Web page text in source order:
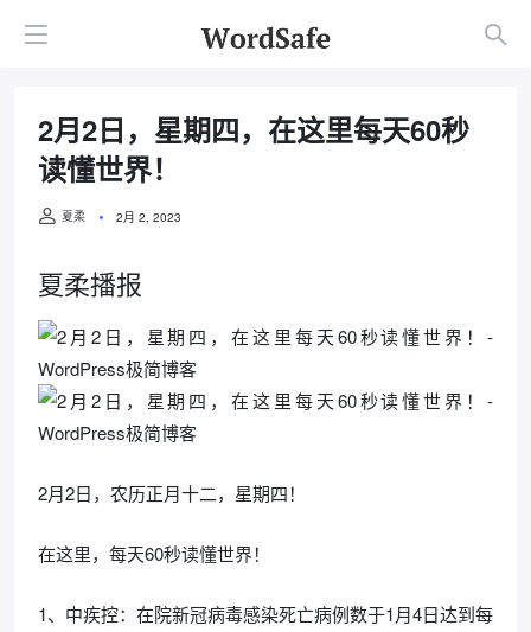
2月2日，星期四，在这里每天60秒
读懂世界！
夏柔 2月 2, 2023
夏柔播报
2月2日，农历正月十二，星期四！
在这里，每天60秒读懂世界！
1、中疾控：在院新冠病毒感染死亡病例数于1月4日达到每